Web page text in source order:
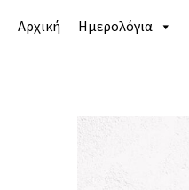
Αρχική Ημερολόγια